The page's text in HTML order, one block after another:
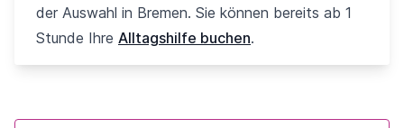
der Auswahl in Bremen. Sie können bereits ab 1
Stunde Ihre Alltagshilfe buchen.